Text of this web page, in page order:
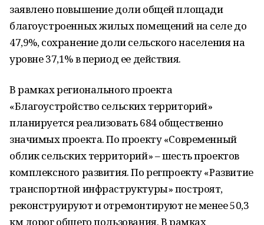
заявлено повышение доли общей площади
благоустроенных жилых помещений на селе до
47,9%, сохранение доли сельского населения на
уровне 37,1% в период ее действия.
В рамках регионального проекта
«Благоустройство сельских территорий»
планируется реализовать 684 общественно
значимых проекта. По проекту «Современный
облик сельских территорий» – шесть проектов
комплексного развития. По регпроекту «Развитие
транспортной инфраструктуры» построят,
реконструируют и отремонтируют не менее 50,3
км дорог общего пользования. В рамках